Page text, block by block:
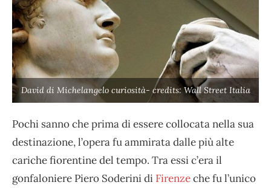
David di Michelangelo curiosità- credits: Wall Street Italia
Pochi sanno che prima di essere collocata nella sua
destinazione, l’opera fu ammirata dalle più alte
cariche fiorentine del tempo. Tra essi c’era il
gonfaloniere Piero Soderini di Firenzeche fu l’unico